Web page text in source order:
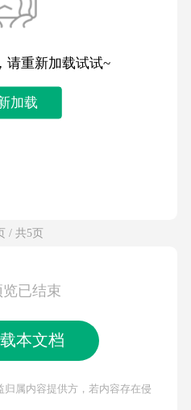
请重新加载试试~
加载
/ 共5页
已结束
本文档
属内容提供方，若内容存在侵